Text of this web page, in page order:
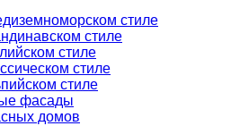
стиле
стиле
стиле
стиле
стиле
фасады
домов